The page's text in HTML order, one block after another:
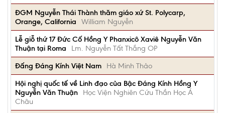
ĐGM Nguyễn Thái Thành thăm giáo xứ St. Polycarp,
Orange, California
William Nguyễn
Lễ giỗ thứ 17 Đức Cố Hồng Y Phanxicô Xaviê Nguyễn Văn
Thuận tại Roma
Lm. Nguyễn Tất Thắng OP
Ðấng Ðáng Kính Việt Nam
Hà Minh Thảo
Hội nghị quốc tế về Linh đạo của Bậc Đáng Kính Hồng Y
Nguyễn Văn Thuận
Học Viện Nghiên Cứu Thần Học Á
Châu